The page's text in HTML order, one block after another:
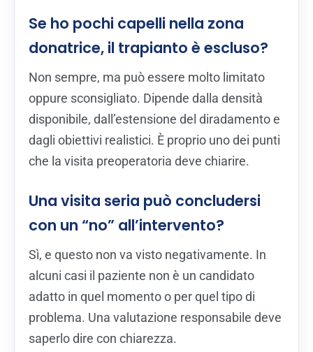
Se ho pochi capelli nella zona
donatrice, il trapianto è escluso?
Non sempre, ma può essere molto limitato
oppure sconsigliato. Dipende dalla densità
disponibile, dall’estensione del diradamento e
dagli obiettivi realistici. È proprio uno dei punti
che la visita preoperatoria deve chiarire.
Una visita seria può concludersi
con un “no” all’intervento?
Sì, e questo non va visto negativamente. In
alcuni casi il paziente non è un candidato
adatto in quel momento o per quel tipo di
problema. Una valutazione responsabile deve
saperlo dire con chiarezza.